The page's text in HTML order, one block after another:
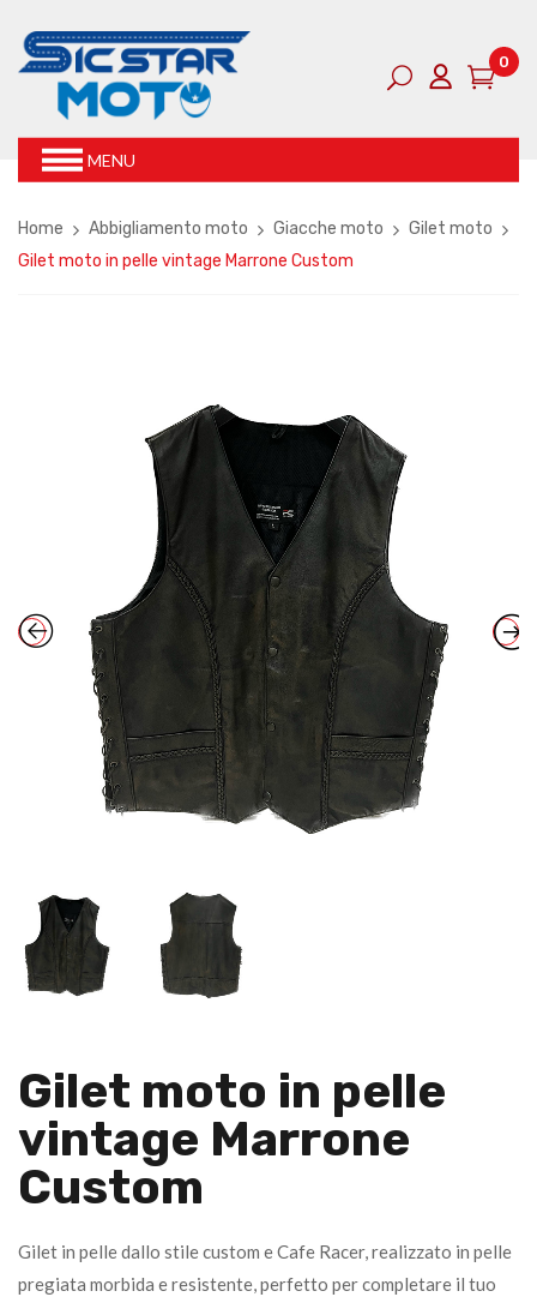
0
MENU
Home Abbigliamento moto Giacche moto
Gilet moto
Gilet moto in pelle vintage Marrone Custom
Gilet moto in pelle
vintage Marrone
Custom
Gilet in pelle dallo stile custom e Cafe Racer, realizzato in pelle
pregiata morbida e resistente, perfetto per completare il tuo